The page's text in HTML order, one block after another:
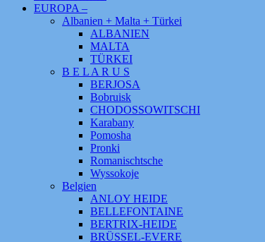
EUROPA –
Albanien + Malta + Türkei
ALBANIEN
MALTA
TÜRKEI
B E L A R U S
BERJOSA
Bobruisk
CHODOSSOWITSCHI
Karabany
Pomosha
Pronki
Romanischtsche
Wyssokoje
Belgien
ANLOY HEIDE
BELLEFONTAINE
BERTRIX-HEIDE
BRÜSSEL-EVERE